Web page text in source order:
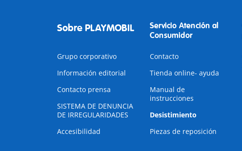
Sobre PLAYMOBIL
Grupo corporativo
Información editorial
Contacto prensa
SISTEMA DE DENUNCIA
DE IRREGULARIDADES
Accesibilidad
Servicio Atención al
Consumidor
Contacto
Tienda online- ayuda
Manual de
instrucciones
Desistimiento
Piezas de reposición